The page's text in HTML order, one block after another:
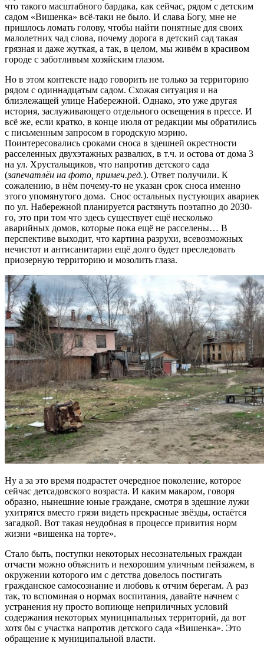
что такого масштабного бардака, как сейчас, рядом с детским
садом «Вишенка» всё-таки не было. И слава Богу, мне не
пришлось ломать голову, чтобы найти понятные для своих
малолетних чад слова, почему дорога в детский сад такая
грязная и даже жуткая, а так, в целом, мы живём в красивом
городе с заботливым хозяйским глазом.
Но в этом контексте надо говорить не только за территорию
рядом с одиннадцатым садом. Схожая ситуация и на
близлежащей улице Набережной. Однако, это уже другая
история, заслуживающего отдельного освещения в прессе. И
всё же, если кратко, в конце июля от редакции мы обратились
с письменным запросом в городскую мэрию.
Поинтересовались сроками сноса в здешней окрестности
расселенных двухэтажных развалюх, в т.ч. и остова от дома 3
на ул. Хрустальщиков, что напротив детского сада
(запечатлён на фото, примеч.ред.). Ответ получили. К
сожалению, в нём почему-то не указан срок сноса именно
этого упомянутого дома. Снос остальных пустующих авариек
по ул. Набережной планируется растянуть поэтапно до 2030-
го, это при том что здесь существует ещё несколько
аварийных домов, которые пока ещё не расселены… В
перспективе выходит, что картина разрухи, всевозможных
нечистот и антисанитарии ещё долго будет преследовать
приозерную территорию и мозолить глаза.
Ну а за это время подрастет очередное поколение, которое
сейчас детсадовского возраста. И каким макаром, говоря
образно, нынешние юные граждане, смотря в здешние лужи
ухитрятся вместо грязи видеть прекрасные звёзды, остаётся
загадкой. Вот такая неудобная в процессе привития норм
жизни «вишенка на торте».
Стало быть, поступки некоторых несознательных граждан
отчасти можно объяснить и нехорошим уличным пейзажем, в
окружении которого им с детства довелось постигать
гражданское самосознание и любовь к отчим берегам. А раз
так, то вспоминая о нормах воспитания, давайте начнем с
устранения ну просто вопиюще неприличных условий
содержания некоторых муниципальных территорий, да вот
хотя бы с участка напротив детского сада «Вишенка». Это
обращение к муниципальной власти.